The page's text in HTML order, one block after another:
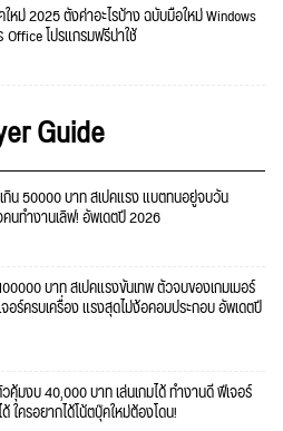
ใหม่ 2025 ตั้งค่าอะไรบ้าง ฉบับมือใหม่ Windows
Office โปรแกรมฟรีน่าใช้
Guide
กิน 50000 บาท สเปคแรง แบตทนอยู่จบวัน
นทำงานเลิฟ! อัพเดตปี 2026
บาท สเปคแรงขั้นเทพ ตัวจบของเกมเมอร์
จอร์ครบเครื่อง แรงสุดไม่ง้อคอมประกอบ อัพเดตปี
คุ้มงบ 40,000 บาท เล่นเกมได้ ทำงานดี ฟีเจอร์
ใครอยากได้โน้ตบุ๊คใหม่ต้องโดน!